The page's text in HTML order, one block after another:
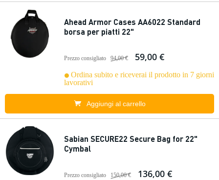
Ahead Armor Cases AA6022 Standard
borsa per piatti 22"
Prezzo consigliato 94,00 € 59,00 €
Ordina subito e riceverai il prodotto in 7 giorni
lavorativi
Aggiungi al carrello
Sabian SECURE22 Secure Bag for 22"
Cymbal
Prezzo consigliato 150,00 € 136,00 €